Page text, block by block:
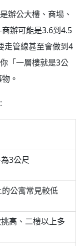
辦公大樓、商場、
辦可能是3.6到4.5
走管線甚至會做到4
「一層樓就是3公
。
3公尺
公寓常見較低
高、二樓以上多